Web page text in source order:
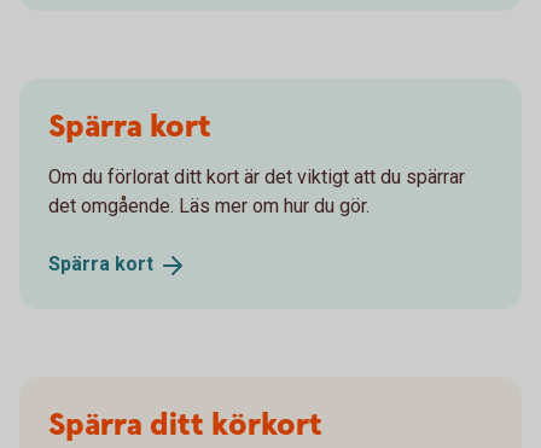
Spärra kort
Om du förlorat ditt kort är det viktigt att du spärrar
det omgående. Läs mer om hur du gör.
Spärra kort
Spärra ditt körkort